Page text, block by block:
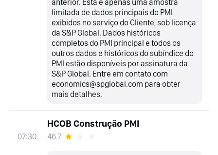
limitada de dados principais do PMI
exibidos no serviço do Cliente, sob licença
da S&P Global. Dados históricos
completos do PMI principal e todos os
outros dados e históricos do subíndice do
PMI estão disponíveis por assinatura da
S&P Global. Entre em contato com
economics@spglobal.com para obter
mais detalhes.
07:30
HCOB Construção PMI
46.7